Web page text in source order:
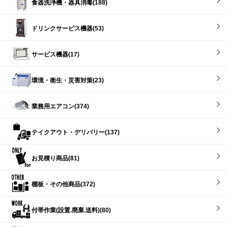
食器洗浄機・器具消毒(188)
ドリンクサービス機器(53)
サービス機器(17)
環境・衛生・災害対策(23)
業務用エアコン(374)
テイクアウト・デリバリー(137)
お見積り商品(81)
棚板・その他商品(372)
付帯作業(設置.廃棄.送料)(80)